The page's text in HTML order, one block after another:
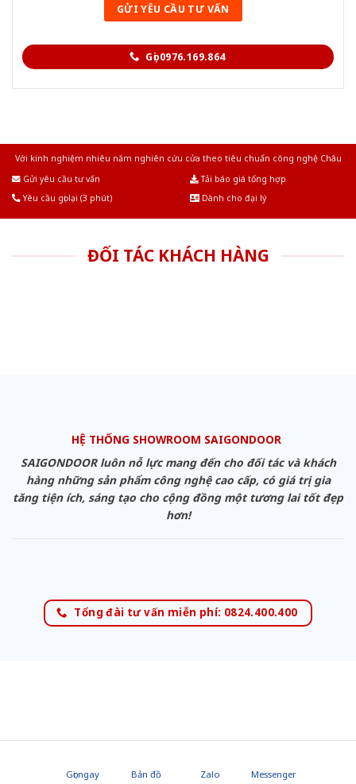
Gọi 0976.169.864
Với kinh nghiệm nhiêu năm nghiên cứu cửa theo tiêu chuẩn công nghệ Châu
Gửi yêu cầu tư vấn
Tải báo giá tổng hợp
Yêu cầu gọi lại (3 phút)
Dành cho đại lý
ĐỐI TÁC KHÁCH HÀNG
HỆ THỐNG SHOWROOM SAIGONDOOR
SAIGONDOOR luôn nỗ lực mang đến cho đối tác và khách
hàng những sản phẩm công nghệ cao cấp, có giá trị gia
tăng tiện ích, sáng tạo cho cộng đồng một tương lai tốt đẹp
hơn!
Tổng đài tư vấn miễn phí: 0824.400.400
Gọi ngay Bản đồ Zalo Messenger